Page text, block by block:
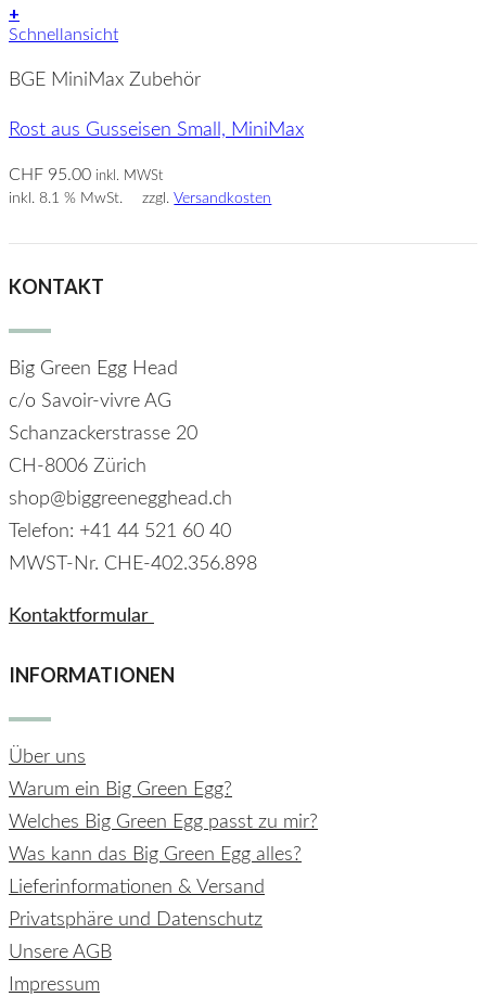
+
Schnellansicht
BGE MiniMax Zubehör
Rost aus Gusseisen Small, MiniMax
CHF 95.00 inkl. MWSt
inkl. 8.1 % MwSt. zzgl.Versandkosten
KONTAKT
Big Green Egg Head
c/o Savoir-vivre AG
Schanzackerstrasse 20
CH-8006 Zürich
shop@biggreenegghead.ch
Telefon: +41 44 521 60 40
MWST-Nr. CHE-402.356.898
Kontaktformular
INFORMATIONEN
Über uns
Warum ein Big Green Egg?
Welches Big Green Egg passt zu mir?
Was kann das Big Green Egg alles?
Lieferinformationen & Versand
Privatsphäre und Datenschutz
Unsere AGB
Impressum